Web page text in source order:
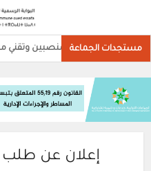
مستجدات الجماعة
وتقني من الدرجة الرابعة (03) مناصب.
إعلان عن